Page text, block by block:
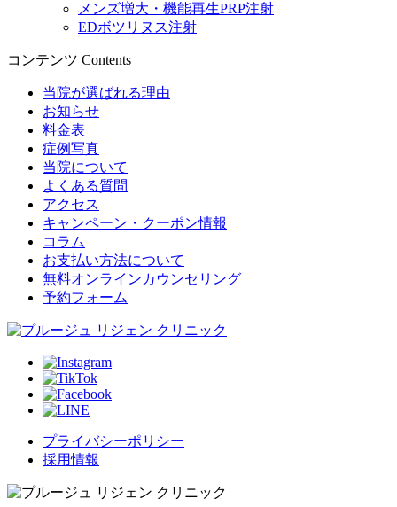
メンズ増大・機能再生PRP注射
EDボツリヌス注射
コンテンツ Contents
当院が選ばれる理由
お知らせ
料金表
症例写真
当院について
よくある質問
アクセス
キャンペーン・クーポン情報
コラム
お支払い方法について
無料オンラインカウンセリング
予約フォーム
プライバシーポリシー
採用情報